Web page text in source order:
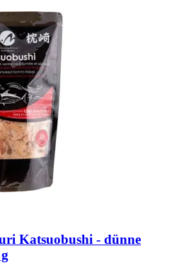
Katsuobushi -​ dünne